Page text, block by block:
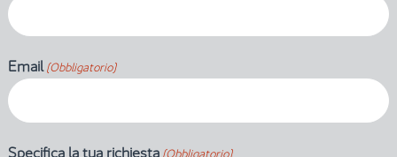
Email(Obbligatorio)
Specifica la tua richiesta(Obbligatorio)